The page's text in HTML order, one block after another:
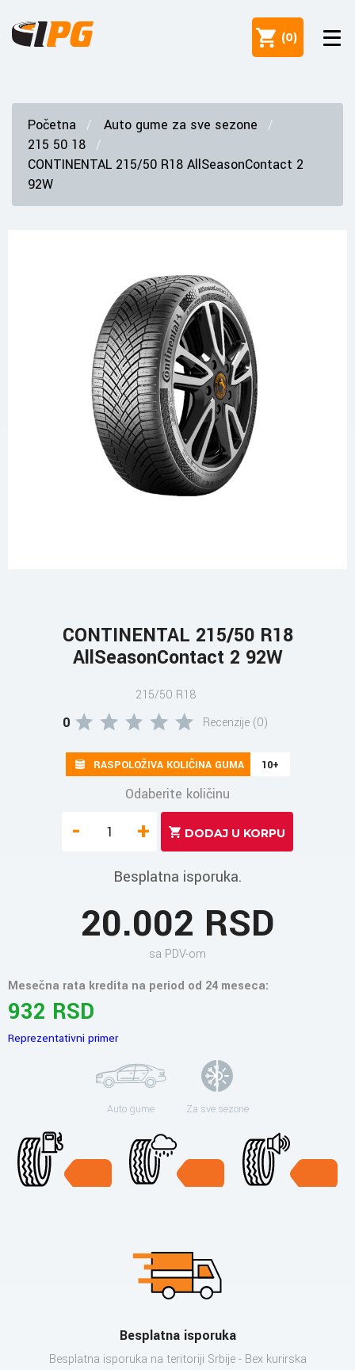
(0)
Početna
Auto gume za sve sezone
215 50 18
CONTINENTAL 215/50 R18 AllSeasonContact 2
92W
CONTINENTAL 215/50 R18
AllSeasonContact 2 92W
215/50 R18
0 Recenzije (0)
RASPOLOŽIVA KOLIČINA GUMA 10+
Odaberite količinu
- +
Besplatna isporuka.
20.002 RSD
sa PDV-om
Mesečna rata kredita na period od 24 meseca:
932 RSD
Reprezentativni primer
Auto gume Za sve sezone
Besplatna isporuka
Besplatna isporuka na teritoriji Srbije - Bex kurirska